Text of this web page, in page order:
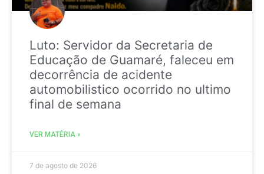
Luto: Servidor da Secretaria de
Educação de Guamaré, faleceu em
decorrência de acidente
automobilistico ocorrido no ultimo
final de semana
VER MATÉRIA »
7 de agosto de 2026